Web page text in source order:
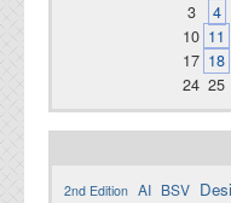
3
4
10 11
17 18
24 25
2nd Edition AI BSV